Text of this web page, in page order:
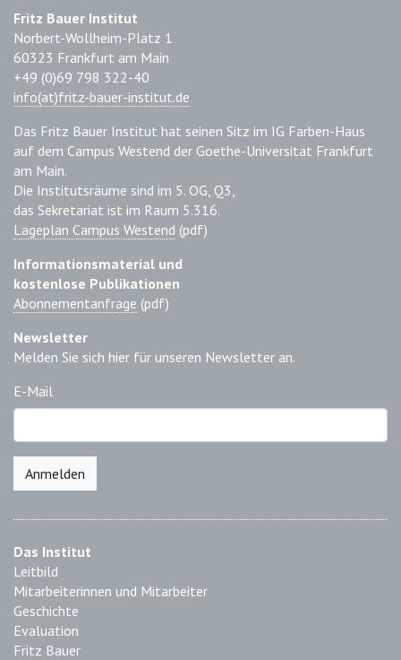
Fritz Bauer Institut
Norbert-Wollheim-Platz 1
60323 Frankfurt am Main
+49 (0)69 798 322-40
info(at)fritz-bauer-institut.de
Das Fritz Bauer Institut hat seinen Sitz im IG Farben-Haus
auf dem Campus Westend der Goethe-Universität Frankfurt
am Main.
Die Institutsräume sind im 5. OG, Q3,
das Sekretariat ist im Raum 5.316.
Lageplan Campus Westend (pdf)
Informationsmaterial und
kostenlose Publikationen
Abonnementanfrage (pdf)
Newsletter
Melden Sie sich hier für unseren Newsletter an.
E-Mail
Anmelden
Das Institut
Leitbild
Mitarbeiterinnen und Mitarbeiter
Geschichte
Evaluation
Fritz Bauer